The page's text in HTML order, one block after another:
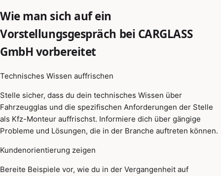
Wie man sich auf ein
Vorstellungsgespräch bei CARGLASS
GmbH vorbereitet
Technisches Wissen auffrischen
Stelle sicher, dass du dein technisches Wissen über
Fahrzeugglas und die spezifischen Anforderungen der Stelle
als Kfz-Monteur auffrischst. Informiere dich über gängige
Probleme und Lösungen, die in der Branche auftreten können.
Kundenorientierung zeigen
Bereite Beispiele vor, wie du in der Vergangenheit auf